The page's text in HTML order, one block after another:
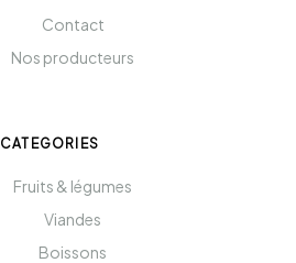
Contact
Nos producteurs
CATEGORIES
Fruits & légumes
Viandes
Boissons